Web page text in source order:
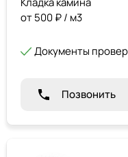
от 500 ₽ / м3
Документы
Позвонить